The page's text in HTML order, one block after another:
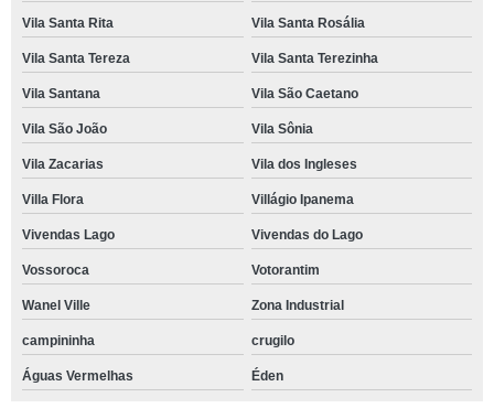
Vila Santa Rita Vila Santa Rosália
Vila Santa Tereza Vila Santa Terezinha
Vila Santana Vila São Caetano
Vila São João Vila Sônia
Vila Zacarias Vila dos Ingleses
Villa Flora Villágio Ipanema
Vivendas Lago Vivendas do Lago
Vossoroca Votorantim
Wanel Ville Zona Industrial
campininha crugilo
Águas Vermelhas Éden